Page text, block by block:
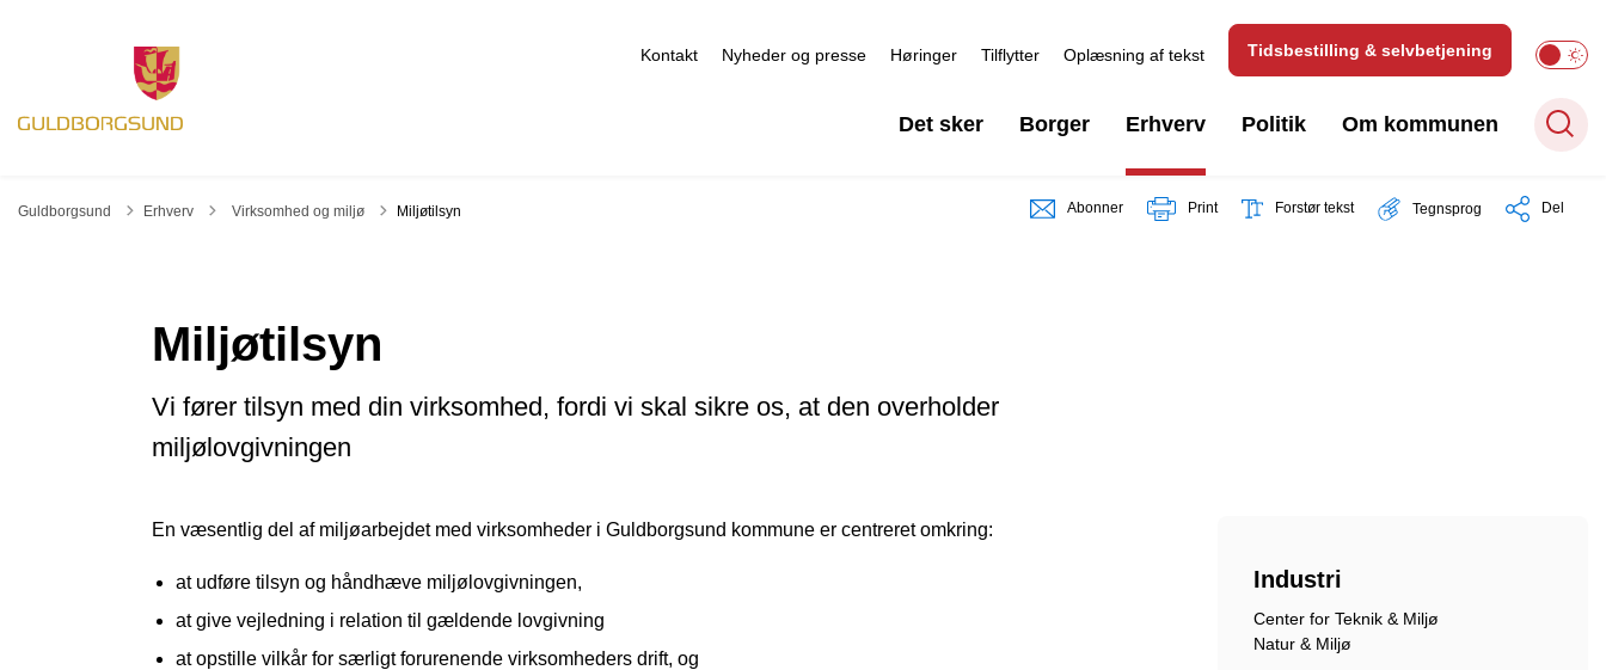
Kontakt Nyheder og presse Høringer Tilflytter Oplæsning af tekst Tidsbestilling & selvbetjening
Det sker Borger Erhverv Politik Om kommunen
Guldborgsund Erhverv Tilbage til
Virksomhed og miljø Miljøtilsyn Abonner Print Forstør tekst Tegnsprog Del
Miljøtilsyn
Vi fører tilsyn med din virksomhed, fordi vi skal sikre os, at den overholder
miljølovgivningen
En væsentlig del af miljøarbejdet med virksomheder i Guldborgsund kommune er centreret omkring:
at udføre tilsyn og håndhæve miljølovgivningen,
at give vejledning i relation til gældende lovgivning
at opstille vilkår for særligt forurenende virksomheders drift, og
Industri
Center for Teknik & Miljø
Natur & Miljø